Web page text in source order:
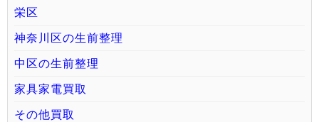
栄区
神奈川区の生前整理
中区の生前整理
家具家電買取
その他買取